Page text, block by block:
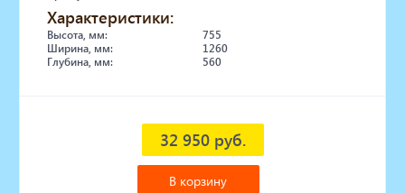
Характеристики:
Высота, мм:
755
Ширина, мм:
1260
Глубина, мм:
560
32 950 руб.
В корзину